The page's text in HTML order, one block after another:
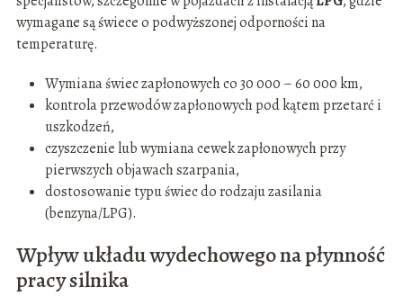
wymagane są świece o podwyższonej odporności na
temperaturę.
Wymiana świec zapłonowych co 30 000 – 60 000 km,
kontrola przewodów zapłonowych pod kątem przetarć i
uszkodzeń,
czyszczenie lub wymiana cewek zapłonowych przy
pierwszych objawach szarpania,
dostosowanie typu świec do rodzaju zasilania
(benzyna/LPG).
Wpływ układu wydechowego na płynność
pracy silnika